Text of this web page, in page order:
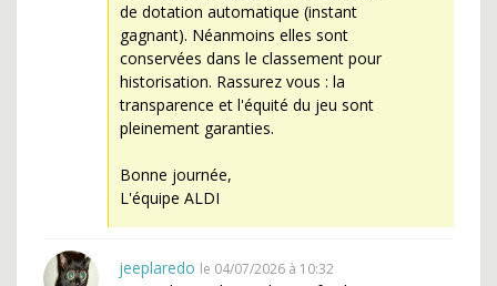
de dotation automatique (instant
gagnant). Néanmoins elles sont
conservées dans le classement pour
historisation. Rassurez vous : la
transparence et l'équité du jeu sont
pleinement garanties.
Bonne journée,
L'équipe ALDI
jeeplaredo le 04/07/2026 à 10:32